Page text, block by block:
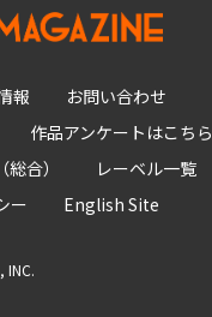
報
お問い合わせ
作品アンケートはこちら
合）
レーベル一覧
ー
English Site
INC.